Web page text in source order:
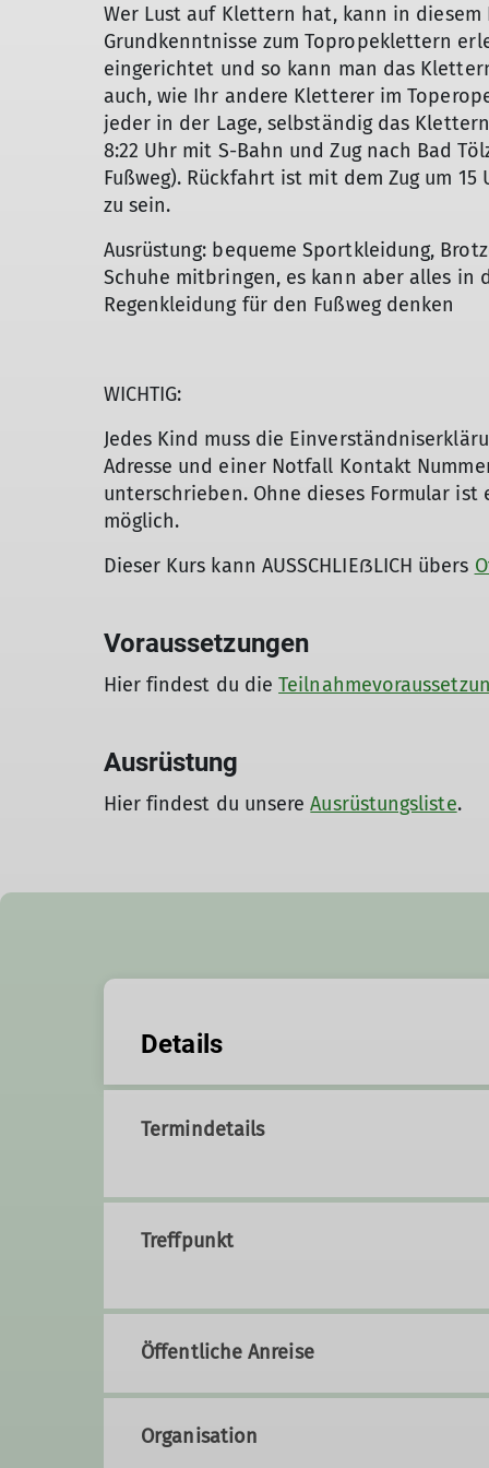
Wer Lust auf Klettern hat, kann in
Grundkenntnisse zum Topropeklettern
eingerichtet und so kann man das
auch, wie Ihr andere Kletterer im
jeder in der Lage, selbständig das
8:22 Uhr mit S-Bahn und Zug nach Bad
Fußweg). Rückfahrt ist mit dem Zug um
zu sein.
Ausrüstung: bequeme Sportkleidung,
Schuhe mitbringen, es kann aber alles in
Regenkleidung für den Fußweg denken
WICHTIG:
Jedes Kind muss die
Adresse und einer Notfall Kontakt
unterschrieben. Ohne dieses Formular
möglich.
Dieser Kurs kann AUSSCHLIEẞLICH übers
Voraussetzungen
Hier findest du die
Ausrüstung
Hier findest du unsereAusrüstungsliste.
Details
Termindetails
Treffpunkt
Öffentliche Anreise
Organisation